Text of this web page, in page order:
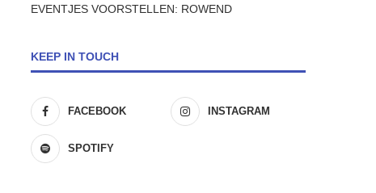
EVENTJES VOORSTELLEN: ROWEND
KEEP IN TOUCH
FACEBOOK INSTAGRAM
SPOTIFY